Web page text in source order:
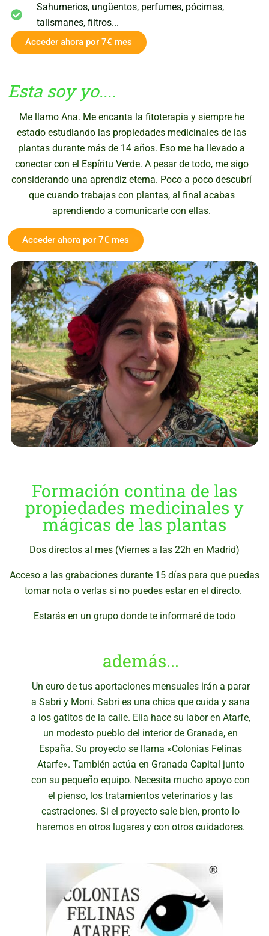
Sahumerios, ungüentos, perfumes, pócimas,
talismanes, filtros...
Acceder ahora por 7€ mes
Esta soy yo....
Me llamo Ana. Me encanta la fitoterapia y siempre he
estado estudiando las propiedades medicinales de las
plantas durante más de 14 años. Eso me ha llevado a
conectar con el Espíritu Verde. A pesar de todo, me sigo
considerando una aprendiz eterna. Poco a poco descubrí
que cuando trabajas con plantas, al final acabas
aprendiendo a comunicarte con ellas.
Acceder ahora por 7€ mes
Formación contina de las
propiedades medicinales y
mágicas de las plantas
Dos directos al mes (Viernes a las 22h en Madrid)
Acceso a las grabaciones durante 15 días para que puedas
tomar nota o verlas si no puedes estar en el directo.
Estarás en un grupo donde te informaré de todo
además...
Un euro de tus aportaciones mensuales irán a parar
a Sabri y Moni. Sabri es una chica que cuida y sana
a los gatitos de la calle. Ella hace su labor en Atarfe,
un modesto pueblo del interior de Granada, en
España. Su proyecto se llama «Colonias Felinas
Atarfe». También actúa en Granada Capital junto
con su pequeño equipo. Necesita mucho apoyo con
el pienso, los tratamientos veterinarios y las
castraciones. Si el proyecto sale bien, pronto lo
haremos en otros lugares y con otros cuidadores.